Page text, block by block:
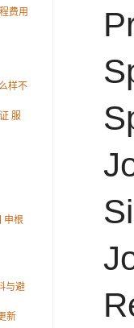
费用
样不
服
申根
与避
新